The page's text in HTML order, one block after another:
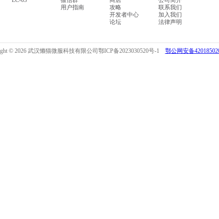
用户指南
攻略
开发者中心
论坛
联系我们
加入我们
法律声明
© 2026 武汉懒猫微服科技有限公司鄂ICP备2023030520号-1 鄂公网安备